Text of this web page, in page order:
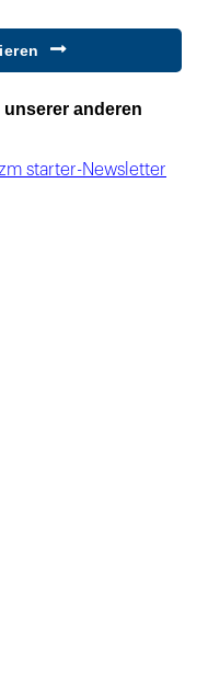
anderen
starter-Newsletter